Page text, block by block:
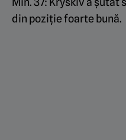
din poziție foarte bună.